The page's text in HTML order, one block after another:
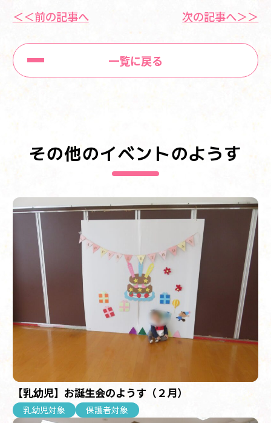
＜＜前の記事へ
一覧に戻る
次の記事へ＞＞
その他のイベントのようす
【乳幼児】お誕生会のようす（２月）
乳幼児対象 保護者対象